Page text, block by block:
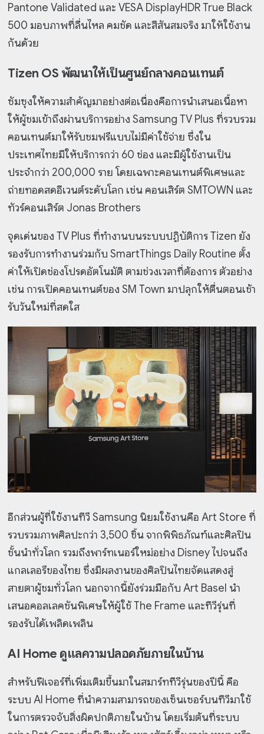
Pantone Validated และ VESA DisplayHDR True Black
500 มอบภาพที่ลื่นไหล คมชัด และสีสันสมจริง มาให้ใช้งาน
กันด้วย
Tizen OS พัฒนาให้เป็นศูนย์กลางคอนเทนต์
ซัมซุงให้ความสำคัญมาอย่างต่อเนื่องคือการนำเสนอเนื้อหา
ให้ผู้ชมเข้าถึงผ่านบริการอย่าง Samsung TV Plus ที่รวบรวม
คอนเทนต์มาให้รับชมฟรีแบบไม่มีค่าใช้จ่าย ซึ่งใน
ประเทศไทยมีให้บริการกว่า 60 ช่อง และมีผู้ใช้งานเป็น
ประจำกว่า 200,000 ราย โดยเฉพาะคอนเทนต์พิเศษและ
ถ่ายทอดสดอีเวนต์ระดับโลก เช่น คอนเสิร์ต SMTOWN และ
ทัวร์คอนเสิร์ต Jonas Brothers
จุดเด่นของ TV Plus ที่ทำงานบนระบบปฏิบัติการ Tizen ยัง
รองรับการทำงานร่วมกับ SmartThings Daily Routine ตั้ง
ค่าให้เปิดช่องโปรดอัตโนมัติ ตามช่วงเวลาที่ต้องการ ตัวอย่าง
เช่น การเปิดคอนเทนต์ของ SM Town มาปลุกให้ตื่นตอนเช้า
รับวันใหม่ที่สดใส
อีกส่วนผู้ที่ใช้งานทีวี Samsung นิยมใช้งานคือ Art Store ที่
รวบรวมภาพศิลปะกว่า 3,500 ชิ้น จากพิพิธภัณฑ์และศิลปิน
ชั้นนำทั่วโลก รวมถึงพาร์ทเนอร์ใหม่อย่าง Disney ไปจนถึง
แกลเลอรีของไทย ซึ่งมีผลงานของศิลปินไทยจัดแสดงสู่
สายตาผู้ชมทั่วโลก นอกจากนี้ยังร่วมมือกับ Art Basel นำ
เสนอคอลเลคชันพิเศษให้ผู้ใช้ The Frame และทีวีรุ่นที่
รองรับได้เพลิดเพลิน
AI Home ดูแลความปลอดภัยภายในบ้าน
สำหรับฟีเจอร์ที่เพิ่มเติมขึ้นมาในสมาร์ททีวีรุ่นของปีนี้ คือ
ระบบ AI Home ที่นำความสามารถของเซ็นเซอร์บนทีวีมาใช้
ในการตรวจจับสิ่งผิดปกติภายในบ้าน โดยเริ่มต้นที่ระบบ